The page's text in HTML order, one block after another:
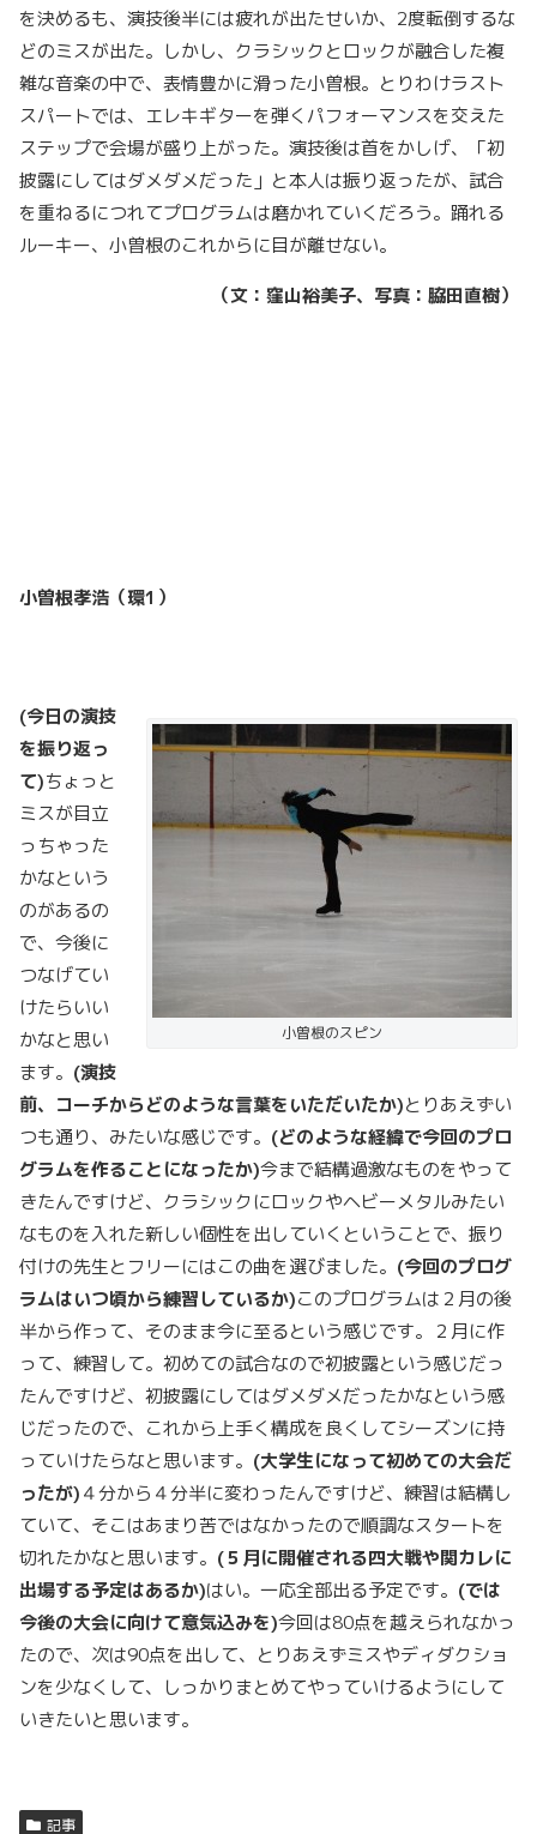
を決めるも、演技後半には疲れが出たせいか、2度転倒するな
どのミスが出た。しかし、クラシックとロックが融合した複
雑な音楽の中で、表情豊かに滑った小曽根。とりわけラスト
スパートでは、エレキギターを弾くパフォーマンスを交えた
ステップで会場が盛り上がった。演技後は首をかしげ、「初
披露にしてはダメダメだった」と本人は振り返ったが、試合
を重ねるにつれてプログラムは磨かれていくだろう。踊れる
ルーキー、小曽根のこれからに目が離せない。
（文：窪山裕美子、写真：脇田直樹）
小曽根孝浩（環1 ）
小曽根のスピン
(今日の演技
を振り返っ
て)ちょっと
ミスが目立
っちゃった
かなという
のがあるの
で、今後に
つなげてい
けたらいい
かなと思い
ます。 (演技
前、コーチからどのような言葉をいただいたか)とりあえずい
つも通り、みたいな感じです。 (どのような経緯で今回のプロ
グラムを作ることになったか)今まで結構過激なものをやって
きたんですけど、クラシックにロックやヘビーメタルみたい
なものを入れた新しい個性を出していくということで、振り
付けの先生とフリーにはこの曲を選びました。 (今回のプログ
ラムはいつ頃から練習しているか)このプログラムは２月の後
半から作って、そのまま今に至るという感じです。２月に作
って、練習して。初めての試合なので初披露という感じだっ
たんですけど、初披露にしてはダメダメだったかなという感
じだったので、これから上手く構成を良くしてシーズンに持
っていけたらなと思います。 (大学生になって初めての大会だ
ったが)４分から４分半に変わったんですけど、練習は結構し
ていて、そこはあまり苦ではなかったので順調なスタートを
切れたかなと思います。 (５月に開催される四大戦や関カレに
出場する予定はあるか)はい。一応全部出る予定です。 (では
今後の大会に向けて意気込みを)今回は80点を越えられなかっ
たので、次は90点を出して、とりあえずミスやディダクショ
ンを少なくして、しっかりまとめてやっていけるようにして
いきたいと思います。
記事